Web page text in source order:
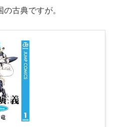
古典ですが。